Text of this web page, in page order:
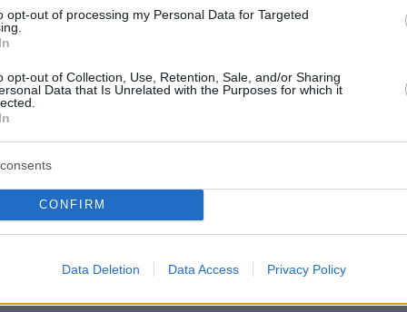
opt-out of processing my Personal Data for Targeted
opt-out of Collection, Use, Retention, Sale, and/or Sharing
Data that Is Unrelated with the Purposes for which it
CONFIRM
Data Deletion Data Access Privacy Policy
πλοία, τα οποία χρησιμοποιούνται για τη
πετρελαίου με στόχο την
και να αποκρύπτουν την πραγματική
φορτίων τους.
Κιρ Στάρμερ χαρακτήρισε την
σε όσους χρηματοδοτούν τον πόλεμο
ότι«Παρά τις προσπάθειες του Πούτιν